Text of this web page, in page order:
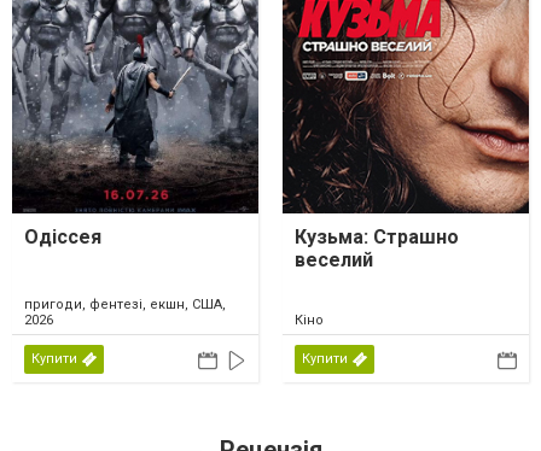
Одіссея
пригоди, фентезі, екшн, США,
2026
Купити
Кузьма: Страшно
веселий
Кіно
Купити